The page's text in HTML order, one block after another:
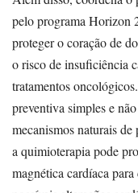
pelo programa Horizon
proteger o coração de
o risco de insuficiência
tratamentos
preventiva simples e
mecanismos naturais
a quimioterapia pode
magnética cardíaca